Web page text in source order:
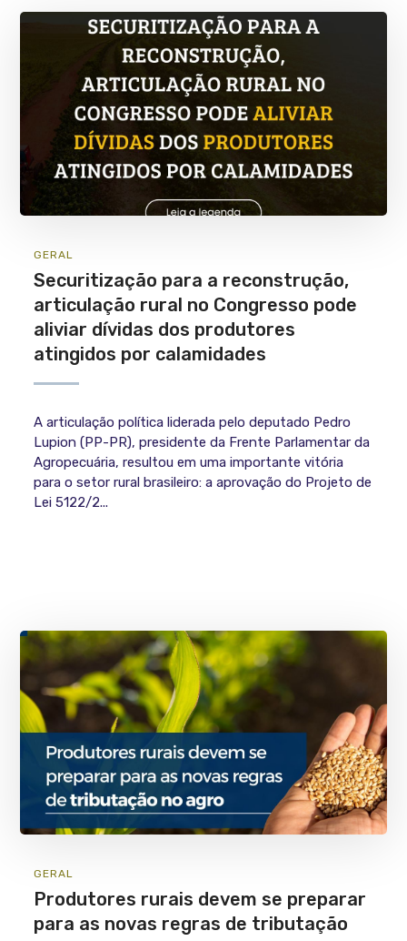
GERAL
Securitização para a reconstrução,
articulação rural no Congresso pode
aliviar dívidas dos produtores
atingidos por calamidades
A articulação política liderada pelo deputado Pedro
Lupion (PP-PR), presidente da Frente Parlamentar da
Agropecuária, resultou em uma importante vitória
para o setor rural brasileiro: a aprovação do Projeto de
Lei 5122/2...
GERAL
Produtores rurais devem se preparar
para as novas regras de tributação